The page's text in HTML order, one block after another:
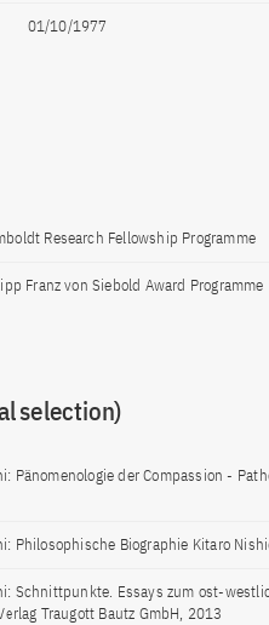
01/10/1977
Research Fellowship Programme
Franz von Siebold Award Programme
selection)
Pänomenologie der Compassion -
Philosophische Biographie Kitaro
Schnittpunkte. Essays zum ost-
Traugott Bautz GmbH, 2013